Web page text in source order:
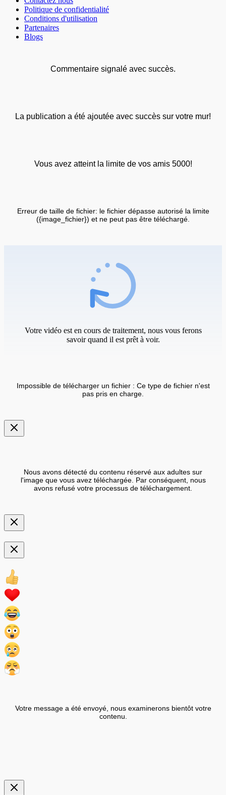
Politique de confidentialité
Conditions d'utilisation
Partenaires
Blogs
Commentaire signalé avec succès.
La publication a été ajoutée avec succès sur votre mur!
Vous avez atteint la limite de vos amis 5000!
Erreur de taille de fichier: le fichier dépasse autorisé la limite
({image_fichier}) et ne peut pas être téléchargé.
Votre vidéo est en cours de traitement, nous vous ferons
savoir quand il est prêt à voir.
Impossible de télécharger un fichier : Ce type de fichier n'est
pas pris en charge.
Nous avons détecté du contenu réservé aux adultes sur
l'image que vous avez téléchargée. Par conséquent, nous
avons refusé votre processus de téléchargement.
Votre message a été envoyé, nous examinerons bientôt votre
contenu.